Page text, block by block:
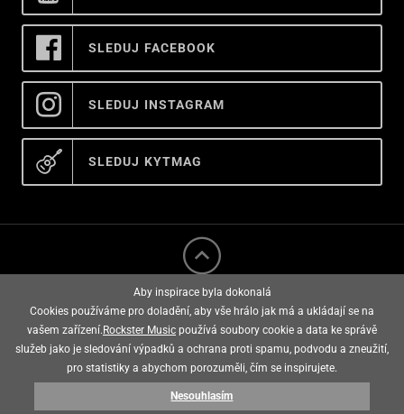
SLEDUJ FACEBOOK
SLEDUJ INSTAGRAM
SLEDUJ KYTMAG
rockster music © 2008 - 2026
E-shop vytvořila
Aby inspirace byla dokonalá
Cookies používáme pro doladění, aby vše hrálo jak má a ukládají se na
vašem zařízení. Rockster Music používá soubory cookie a data ke správě
služeb jako je sledování výpadků a ochrana proti spamu, podvodu a zneužití,
pro statistiky a abychom porozuměli, čím se inspirujete.
Nesouhlasím